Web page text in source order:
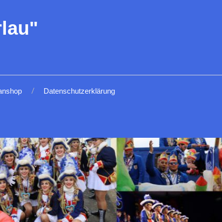
Datenschutzerklärung